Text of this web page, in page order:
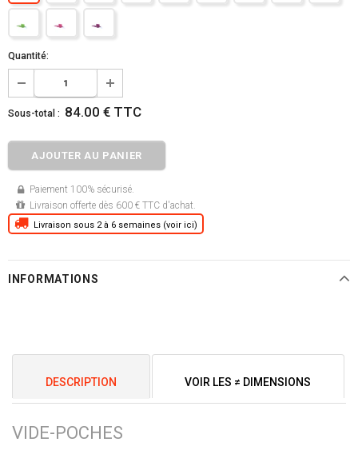
Quantité:
Sous-total : 84.00 € TTC
Paiement 100% sécurisé.
Livraison offerte dès 600 € TTC d'achat.
Livraison sous 2 à 6 semaines (voir ici)
INFORMATIONS
DESCRIPTION VOIR LES ≠ DIMENSIONS
VIDE-POCHES